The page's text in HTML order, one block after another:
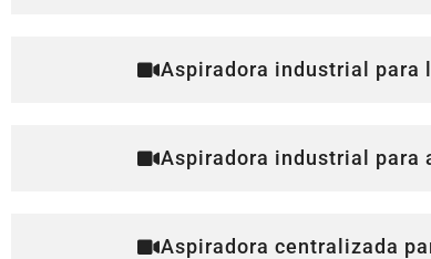
Aspiradora industrial para
Aspiradora industrial para
Aspiradora centralizada